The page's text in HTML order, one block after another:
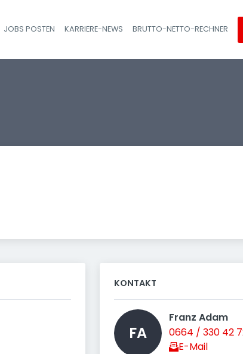
Haupt-Navigation
JOBS POSTEN KARRIERE-NEWS BRUTTO-NETTO-RECHNER
KONTAKT
FA
Franz Adam
0664 / 330 42
E-Mail